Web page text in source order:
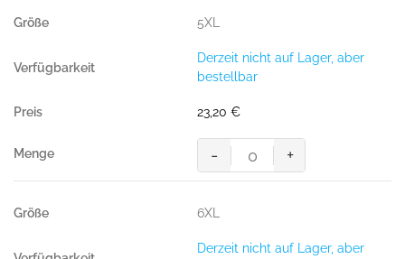
(50%
BW/50%
Menge
5XL
Derzeit nicht auf Lager, aber
bestellbar
23,20 €
Poloshirt
Performance,
(50%
BW/50%
- +
6XL
Derzeit nicht auf Lager, aber